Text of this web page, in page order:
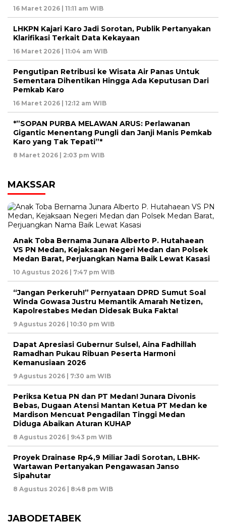
16 Maret 2026 | 11:11 am WIB
LHKPN Kajari Karo Jadi Sorotan, Publik Pertanyakan
Klarifikasi Terkait Data Kekayaan
16 Maret 2026 | 11:04 am WIB
Pengutipan Retribusi ke Wisata Air Panas Untuk
Sementara Dihentikan Hingga Ada Keputusan Dari
Pemkab Karo
16 Maret 2026 | 12:12 am WIB
*”SOPAN PURBA MELAWAN ARUS: Perlawanan
Gigantic Menentang Pungli dan Janji Manis Pemkab
Karo yang Tak Tepati”*
8 Maret 2026 | 2:03 pm WIB
MAKSSAR
Anak Toba Bernama Junara Alberto P. Hutahaean
VS PN Medan, Kejaksaan Negeri Medan dan Polsek
Medan Barat, Perjuangkan Nama Baik Lewat Kasasi
10 Agustus 2026 | 7:47 pm WIB
“Jangan Perkeruh!” Pernyataan DPRD Sumut Soal
Winda Gowasa Justru Memantik Amarah Netizen,
Kapolrestabes Medan Didesak Buka Fakta!
9 Agustus 2026 | 10:30 pm WIB
Dapat Apresiasi Gubernur Sulsel, Aina Fadhillah
Ramadhan Pukau Ribuan Peserta Harmoni
Kemanusiaan 2026
9 Agustus 2026 | 7:30 am WIB
Periksa Ketua PN dan PT Medan! Junara Divonis
Bebas, Dugaan Atensi Mantan Ketua PT Medan ke
Mardison Mencuat Pengadilan Tinggi Medan
Diduga Abaikan Aturan KUHAP
8 Agustus 2026 | 9:43 pm WIB
Proyek Drainase Rp4,9 Miliar Jadi Sorotan, LBHK-
Wartawan Pertanyakan Pengawasan Janso
Sipahutar
8 Agustus 2026 | 8:48 pm WIB
JABODETABEK